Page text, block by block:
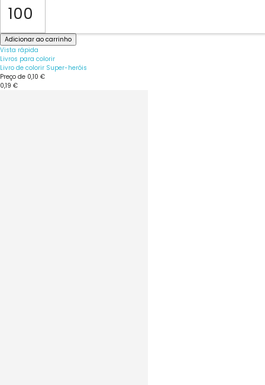
Adicionar ao carrinho
Vista rápida
Livros para colorir
Livro de colorir Super-heróis
Preço de 0,10 €
0,19 €